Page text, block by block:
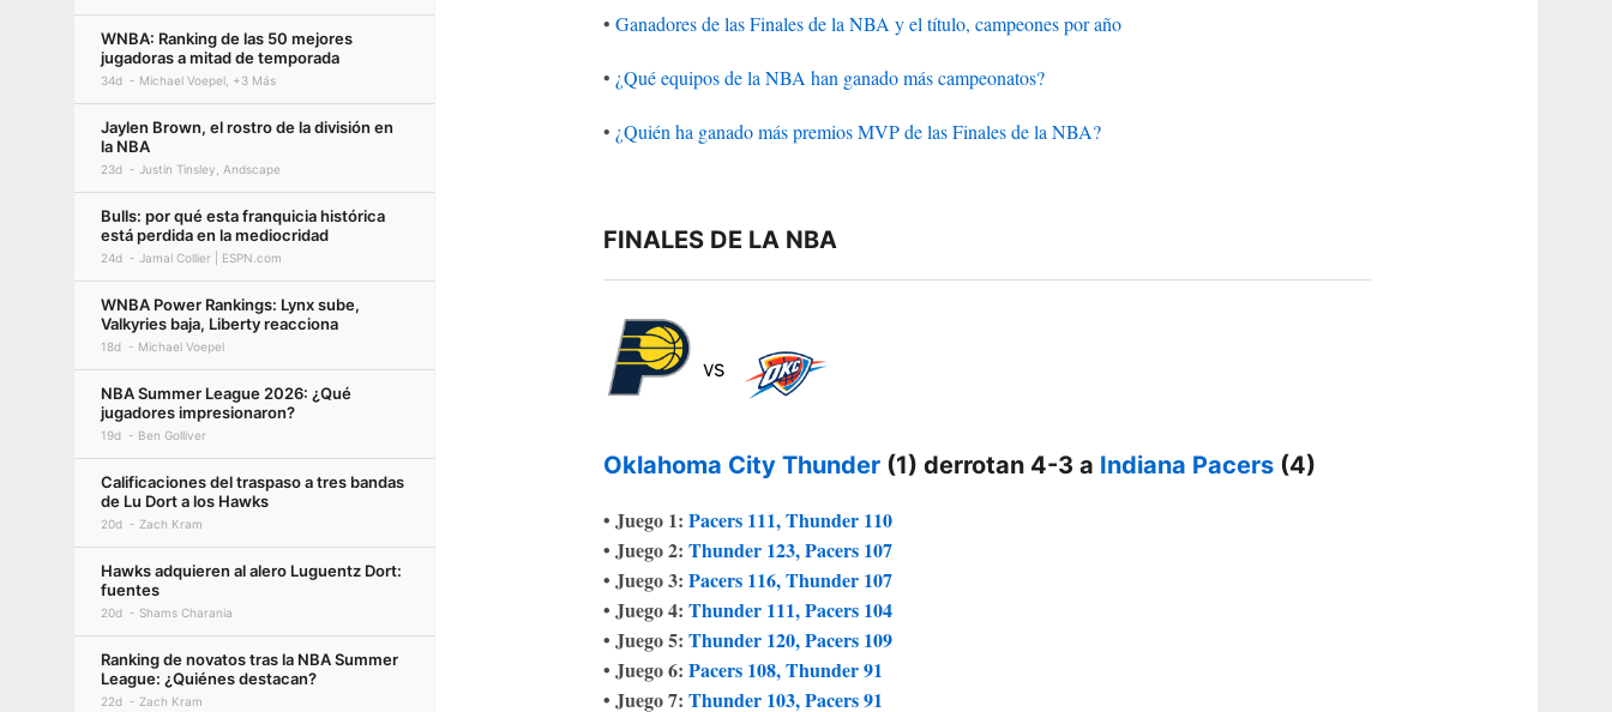
WNBA: Ranking de las 50 mejores
jugadoras a mitad de temporada
34d Michael Voepel, +3 Más
Jaylen Brown, el rostro de la división en
la NBA
23d Justin Tinsley, Andscape
Bulls: por qué esta franquicia histórica
está perdida en la mediocridad
24d Jamal Collier | ESPN.com
WNBA Power Rankings: Lynx sube,
Valkyries baja, Liberty reacciona
18d Michael Voepel
NBA Summer League 2026: ¿Qué
jugadores impresionaron?
19d Ben Golliver
Calificaciones del traspaso a tres bandas
de Lu Dort a los Hawks
20d Zach Kram
Hawks adquieren al alero Luguentz Dort:
fuentes
20d Shams Charania
Ranking de novatos tras la NBA Summer
League: ¿Quiénes destacan?
22d Zach Kram
• Ganadores de las Finales de la NBA y el título, campeones por año
• ¿Qué equipos de la NBA han ganado más campeonatos?
• ¿Quién ha ganado más premios MVP de las Finales de la NBA?
FINALES DE LA NBA
Oklahoma City Thunder(1) derrotan 4-3 a Indiana Pacers(4)
• Juego 1: Pacers 111, Thunder 110
• Juego 2: Thunder 123, Pacers 107
• Juego 3: Pacers 116, Thunder 107
• Juego 4: Thunder 111, Pacers 104
• Juego 5: Thunder 120, Pacers 109
• Juego 6: Pacers 108, Thunder 91
• Juego 7: Thunder 103, Pacers 91